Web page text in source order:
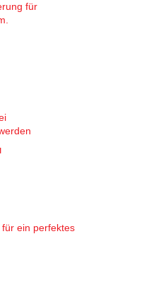
für
ein perfektes